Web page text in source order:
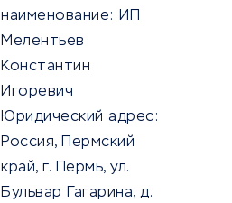
наименование: ИП
Мелентьев
Константин
Игоревич
Юридический адрес:
Россия, Пермский
край, г. Пермь, ул.
Бульвар Гагарина, д.